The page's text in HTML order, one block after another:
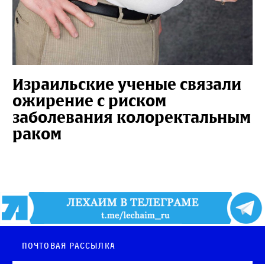
Израильские ученые связали
ожирение с риском
заболевания колоректальным
раком
Почтовая рассылка